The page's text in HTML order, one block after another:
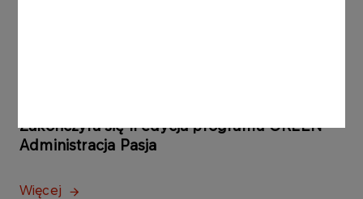
Zakończyła się II edycja programu ORLEN
Administracja Pasja
Więcej